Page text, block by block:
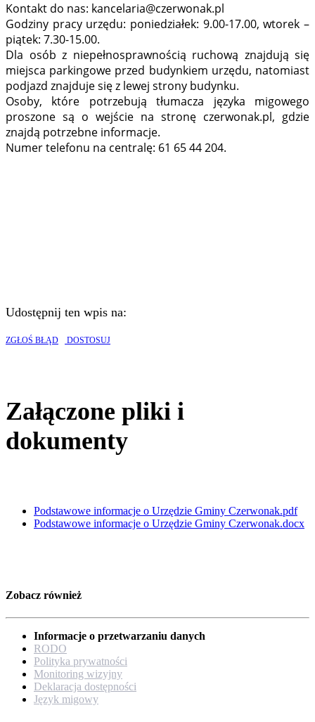
Kontakt do nas: kancelaria@czerwonak.pl
Godziny pracy urzędu: poniedziałek: 9.00-17.00, wtorek –
piątek: 7.30-15.00.
Dla osób z niepełnosprawnością ruchową znajdują się
miejsca parkingowe przed budynkiem urzędu, natomiast
podjazd znajduje się z lewej strony budynku.
Osoby, które potrzebują tłumacza języka migowego
proszone są o wejście na stronę czerwonak.pl, gdzie
znajdą potrzebne informacje.
Numer telefonu na centralę: 61 65 44 204.
Udostępnij ten wpis na:
ZGŁOŚ BŁĄD DOSTOSUJ
Załączone pliki i
dokumenty
Podstawowe informacje o Urzędzie Gminy Czerwonak.pdf
Podstawowe informacje o Urzędzie Gminy Czerwonak.docx
Zobacz również
Informacje o przetwarzaniu danych
RODO
Polityka prywatności
Monitoring wizyjny
Deklaracja dostępności
Język migowy